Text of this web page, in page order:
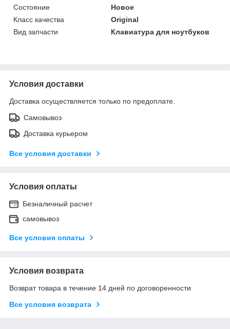
Состояние
Новое
Класс качества
Original
Вид запчасти
Клавиатура для ноутбуков
Условия доставки
Доставка осуществляется только по предоплате.
Самовывоз
Доставка курьером
Все условия доставки
Условия оплаты
Безналичный расчет
самовывоз
Все условия оплаты
Условия возврата
Возврат товара в течение 14 дней по договоренности
Все условия возврата